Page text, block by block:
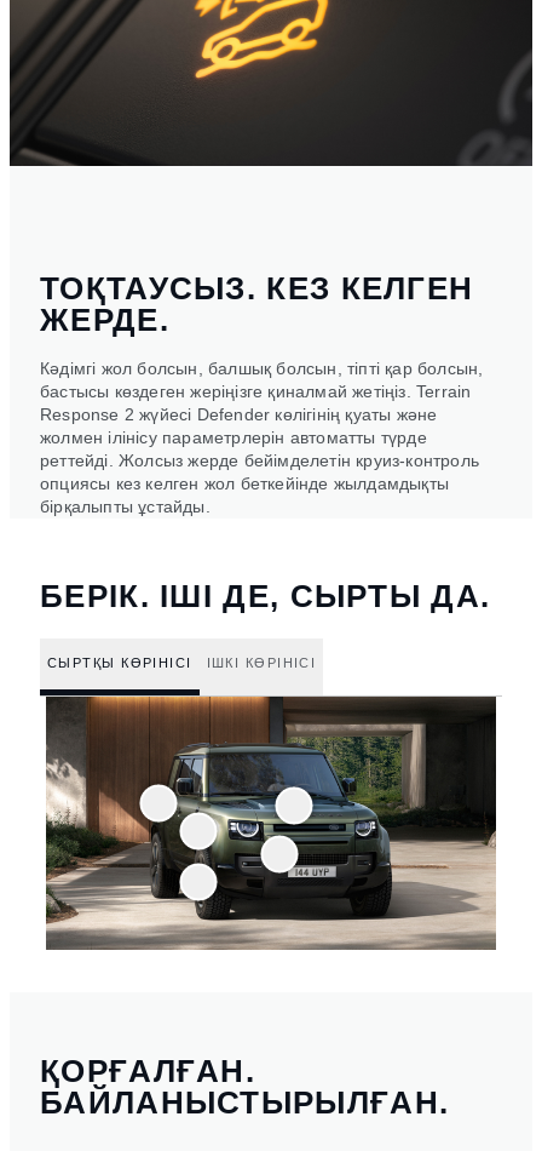
ТОҚТАУСЫЗ. КЕЗ КЕЛГЕН
ЖЕРДЕ.
Кәдімгі жол болсын, балшық болсын, тіпті қар болсын,
бастысы көздеген жеріңізге қиналмай жетіңіз. Terrain
Response 2 жүйесі Defender көлігінің қуаты және
жолмен ілінісу параметрлерін автоматты түрде
реттейді. Жолсыз жерде бейімделетін круиз-контроль
опциясы кез келген жол беткейінде жылдамдықты
бірқалыпты ұстайды.
БЕРІК. ІШІ ДЕ, СЫРТЫ ДА.
СЫРТҚЫ КӨРІНІСІ ІШКІ КӨРІНІСІ
ҚОРҒАЛҒАН.
БАЙЛАНЫСТЫРЫЛҒАН.